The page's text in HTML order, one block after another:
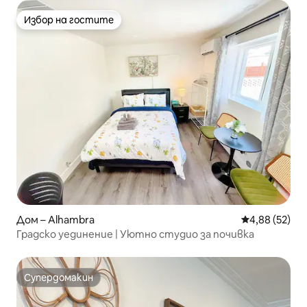
(SNA) (20 минути) и летище Лонг
Бийч (10 минути).
Избор на гостите
Избор на гостите
Дом – Alhambra Средна
4,88 (52)
Градско уединение | Уютно студио за почивка
Супердомакин
Супердомакин